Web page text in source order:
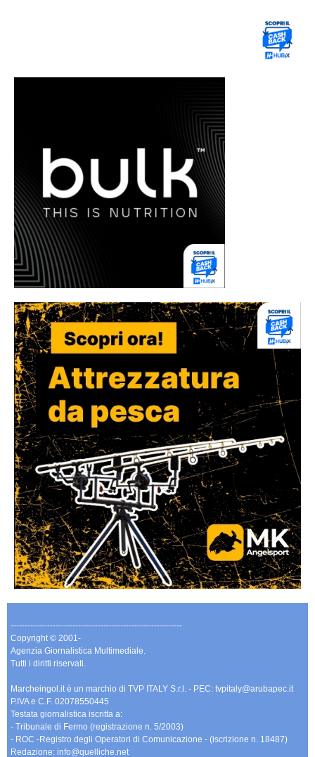
-------------------------------------------------------------
Copyright © 2001-
Agenzia Giornalistica Multimediale.
Tutti i diritti riservati.
Marcheingol.it è un marchio di TVP ITALY S.r.l. - PEC: tvpitaly@arubapec.it
P.IVA e C.F. 02078550445
Testata giornalistica iscritta a:
- Tribunale di Fermo (registrazione n. 5/2003)
- ROC -Registro degli Operatori di Comunicazione - (iscrizione n. 18487)
Redazione: info@quelliche.net